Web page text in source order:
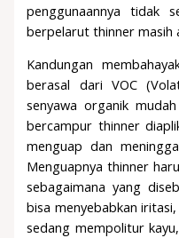
penggunaannya tidak
berpelarut thinner masih
Kandungan
berasal dari VOC
senyawa organik
bercampur thinner
menguap dan
Menguapnya thinner
sebagaimana yang
bisa menyebabkan
sedang mempolitur